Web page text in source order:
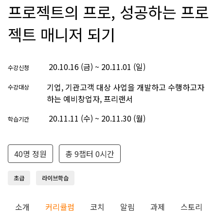
프로젝트의 프로, 성공하는 프로
젝트 매니저 되기
수강신청 20.10.16 (금) ~ 20.11.01 (일)
수강대상
기업, 기관고객 대상 사업을 개발하고 수행하고자
하는 예비창업자, 프리랜서
학습기간 20.11.11 (수) ~ 20.11.30 (월)
40명 정원 총 9챕터 0시간
초급 라이브학습
소개 커리큘럼 코치 알림 과제 스토리